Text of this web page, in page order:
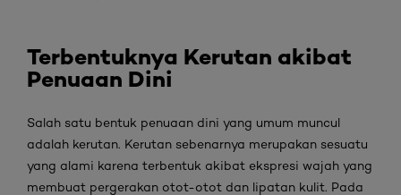
Terbentuknya Kerutan akibat
Penuaan Dini
Salah satu bentuk penuaan dini yang umum muncul
adalah kerutan. Kerutan sebenarnya merupakan sesuatu
yang alami karena terbentuk akibat ekspresi wajah yang
membuat pergerakan otot-otot dan lipatan kulit. Pada